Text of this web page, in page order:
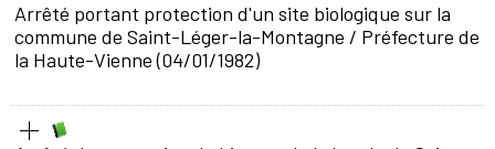
Arrêté portant protection d'un site biologique sur la
commune de Saint-Léger-la-Montagne / Préfecture de
la Haute-Vienne (04/01/1982)